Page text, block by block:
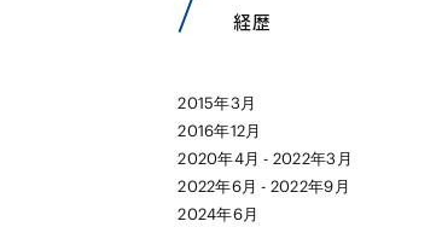
経歴
2015年3月
2016年12月
2020年4月 - 2022年3月
2022年6月 - 2022年9月
2024年6月